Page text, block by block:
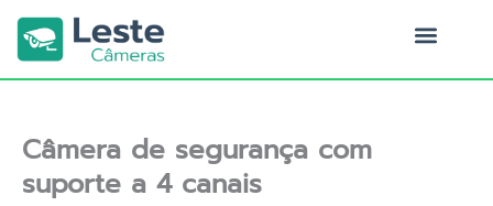
para
conteúdo
Câmera de segurança com
suporte a 4 canais